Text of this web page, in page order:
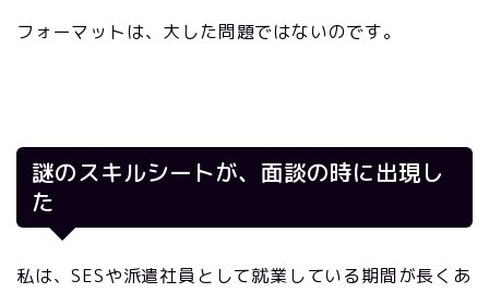
フォーマットは、大した問題ではないのです。
謎のスキルシートが、面談の時に出現し
た
私は、SESや派遣社員として就業している期間が長くあ